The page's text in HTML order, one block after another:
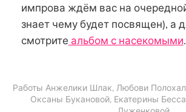
импрова ждём вас на
знает чему будет посвящен), а
смотрите альбом с насекомыми.
Работы Анжелики Шлак, Любови
Оксаны Букановой, Екатерины